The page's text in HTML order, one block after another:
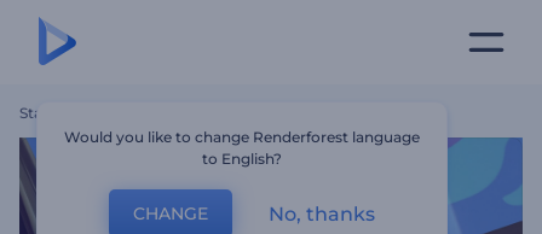
Startseite
Would you like to change Renderforest language
to English?
CHANGE No, thanks